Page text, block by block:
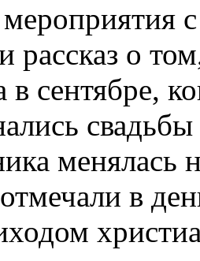
рассказ о
в сентябре,
менялась
в